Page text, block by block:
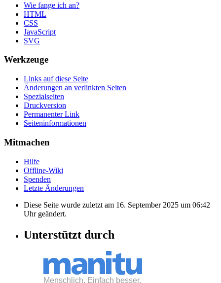
Wie fange ich an?
HTML
CSS
JavaScript
SVG
Werkzeuge
Links auf diese Seite
Änderungen an verlinkten Seiten
Spezialseiten
Druckversion
Permanenter Link
Seiten­informationen
Mitmachen
Hilfe
Offline-Wiki
Spenden
Letzte Änderungen
Diese Seite wurde zuletzt am 16. September 2025 um 06:42
Uhr geändert.
Unterstützt durch